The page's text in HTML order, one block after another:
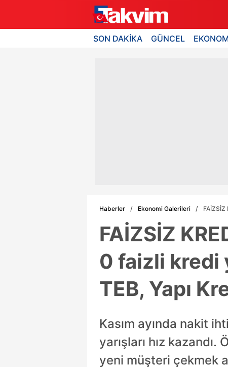
SON DAKİKA GÜNCEL
Haberler Ekonomi Galerileri FAİZSİZ
FAİZSİZ
0 faizli kredi
TEB, Yapı
Kasım ayında nakit
yarışları hız
yeni müşteri çekmek